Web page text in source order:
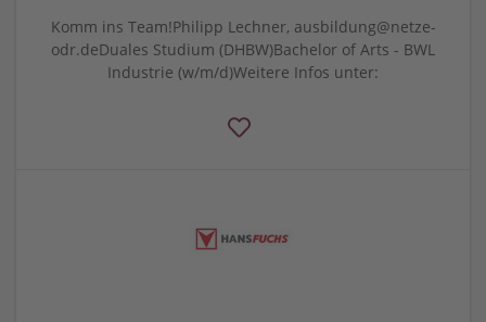
Komm ins Team!Philipp Lechner, ausbildung@netze-
odr.deDuales Studium (DHBW)Bachelor of Arts - BWL
Industrie (w/m/d)Weitere Infos unter: